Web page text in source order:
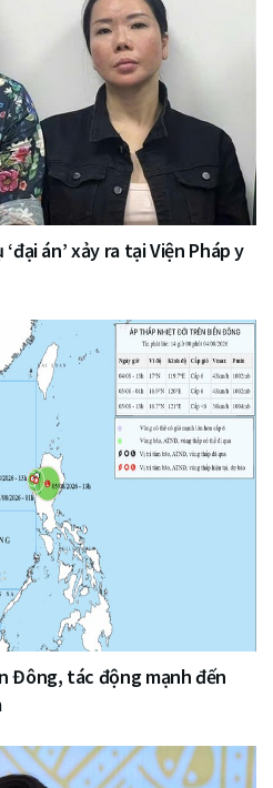
án’ xảy ra tại Viện Pháp y
Đông, tác động mạnh đến